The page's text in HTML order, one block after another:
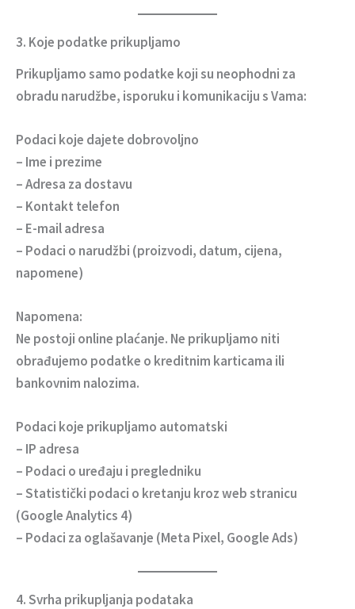
3. Koje podatke prikupljamo
Prikupljamo samo podatke koji su neophodni za
obradu narudžbe, isporuku i komunikaciju s Vama:
Podaci koje dajete dobrovoljno
– Ime i prezime
– Adresa za dostavu
– Kontakt telefon
– E-mail adresa
– Podaci o narudžbi (proizvodi, datum, cijena,
napomene)
Napomena:
Ne postoji online plaćanje. Ne prikupljamo niti
obrađujemo podatke o kreditnim karticama ili
bankovnim nalozima.
Podaci koje prikupljamo automatski
– IP adresa
– Podaci o uređaju i pregledniku
– Statistički podaci o kretanju kroz web stranicu
(Google Analytics 4)
– Podaci za oglašavanje (Meta Pixel, Google Ads)
4. Svrha prikupljanja podataka